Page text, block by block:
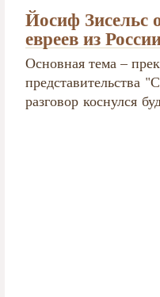
Йосиф Зисельс
евреев из
Основная тема –
представительства
разговор коснулся